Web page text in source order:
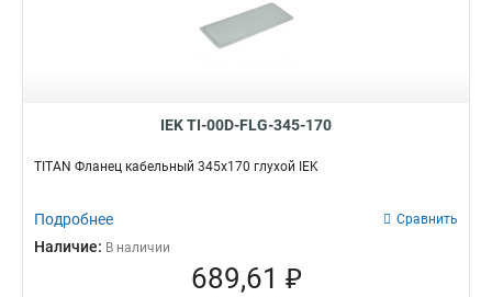
IEK TI-00D-FLG-345-170
TITAN Фланец кабельный 345х170 глухой IEK
Подробнее Сравнить
Наличие: В наличии
689,61 ₽